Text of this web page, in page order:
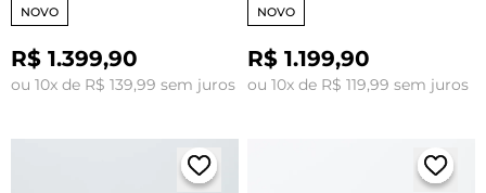
NOVO
R$ 1.399,90
ou 10x de R$ 139,99 sem juros
NOVO
R$ 1.199,90
ou 10x de R$ 119,99 sem juros